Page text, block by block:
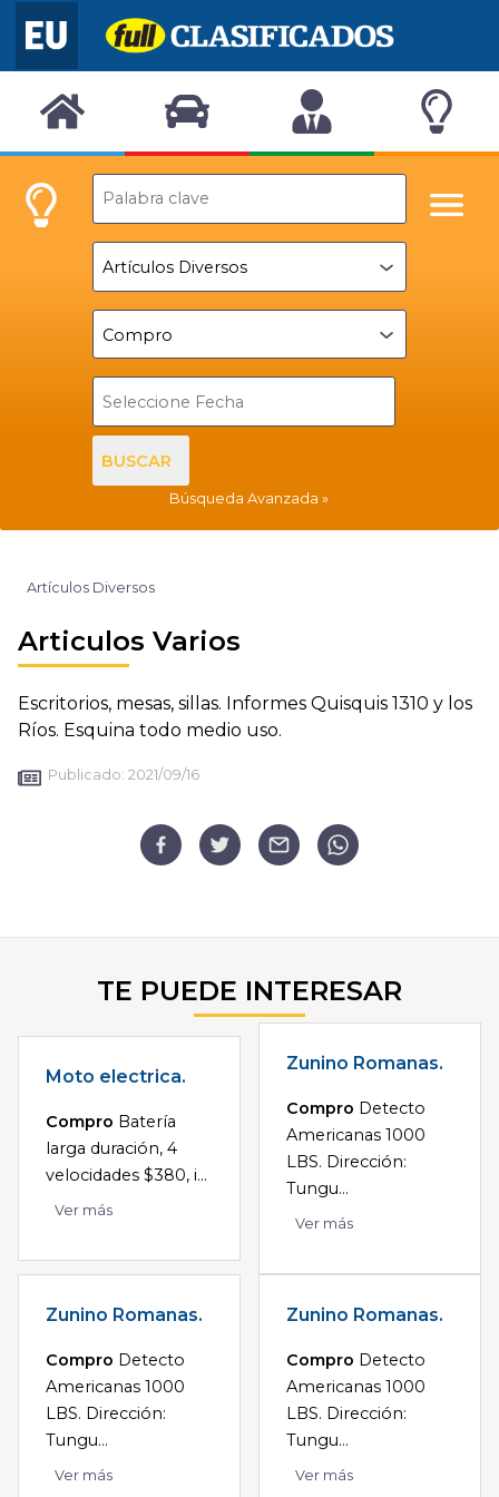
BUSCAR
Búsqueda Avanzada
Artículos Diversos
Articulos Varios
Escritorios, mesas, sillas. Informes Quisquis 1310 y los
Ríos. Esquina todo medio uso.
Publicado: 2021/09/16
TE PUEDE INTERESAR
Moto electrica.
Compro Batería
larga duración, 4
velocidades $380, i...
Ver más
Zunino Romanas.
Compro Detecto
Americanas 1000
LBS. Dirección:
Tungu...
Ver más
Zunino Romanas.
Compro Detecto
Americanas 1000
LBS. Dirección:
Tungu...
Ver más
Zunino Romanas.
Compro Detecto
Americanas 1000
LBS. Dirección:
Tungu...
Ver más